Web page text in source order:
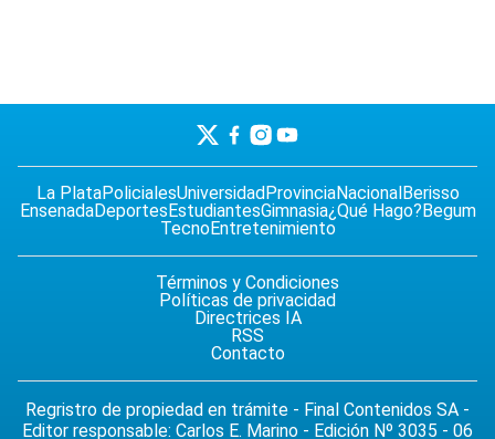
La PlataPolicialesUniversidad ProvinciaNacional Berisso
EnsenadaDeportes EstudiantesGimnasia¿Qué Hago? Begum
TecnoEntretenimiento
Términos y Condiciones
Políticas de privacidad
Directrices IA
RSS
Contacto
Regristro de propiedad en trámite - Final Contenidos SA -
Editor responsable: Carlos E. Marino - Edición Nº 3035 - 06